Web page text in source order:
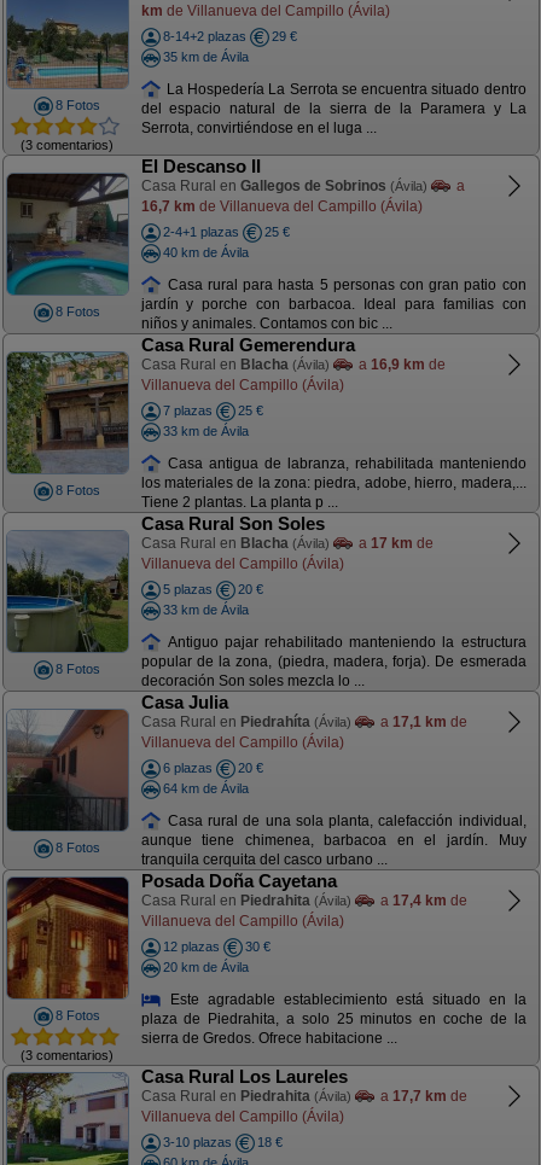
8 Fotos
(3 comentarios)
km de Villanueva del Campillo (Ávila)
8-14+2 plazas
29 €
35 km de Ávila
La Hospedería La Serrota se encuentra situado dentro
del espacio natural de la sierra de la Paramera y La
Serrota, convirtiéndose en el luga ...
8 Fotos
El Descanso II
Casa Rural en Gallegos de Sobrinos (Ávila)
a
16,7 km de Villanueva del Campillo (Ávila)
2-4+1 plazas
25 €
40 km de Ávila
Casa rural para hasta 5 personas con gran patio con
jardín y porche con barbacoa. Ideal para familias con
niños y animales. Contamos con bic ...
8 Fotos
Casa Rural Gemerendura
Casa Rural en Blacha (Ávila) a 16,9 km de
Villanueva del Campillo (Ávila)
7 plazas
25 €
33 km de Ávila
Casa antigua de labranza, rehabilitada manteniendo
los materiales de la zona: piedra, adobe, hierro, madera,...
Tiene 2 plantas. La planta p ...
8 Fotos
Casa Rural Son Soles
Casa Rural en Blacha (Ávila) a 17 km de
Villanueva del Campillo (Ávila)
5 plazas
20 €
33 km de Ávila
Antiguo pajar rehabilitado manteniendo la estructura
popular de la zona, (piedra, madera, forja). De esmerada
decoración Son soles mezcla lo ...
8 Fotos
Casa Julia
Casa Rural en Piedrahíta (Ávila) a 17,1 km de
Villanueva del Campillo (Ávila)
6 plazas
20 €
64 km de Ávila
Casa rural de una sola planta, calefacción individual,
aunque tiene chimenea, barbacoa en el jardín. Muy
tranquila cerquita del casco urbano ...
8 Fotos
(3 comentarios)
Posada Doña Cayetana
Casa Rural en Piedrahita (Ávila) a 17,4 km de
Villanueva del Campillo (Ávila)
12 plazas
30 €
20 km de Ávila
Este agradable establecimiento está situado en la
plaza de Piedrahita, a solo 25 minutos en coche de la
sierra de Gredos. Ofrece habitacione ...
Casa Rural Los Laureles
Casa Rural en Piedrahita (Ávila) a 17,7 km de
Villanueva del Campillo (Ávila)
3-10 plazas
18 €